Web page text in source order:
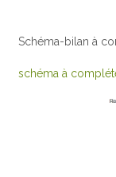
Schéma-bilan à
schéma à